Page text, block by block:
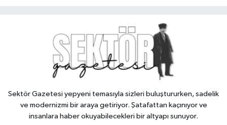
Sektör Gazetesi yepyeni temasıyla sizleri buluştururken, sadelik
ve modernizmi bir araya getiriyor. Şatafattan kaçınıyor ve
insanlara haber okuyabilecekleri bir altyapı sunuyor.